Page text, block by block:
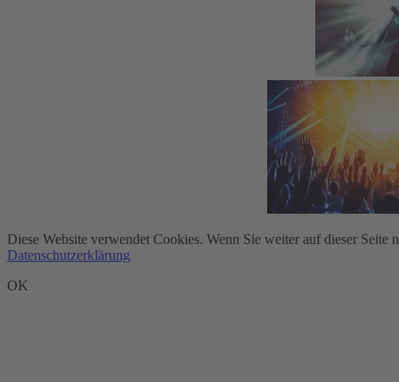
Diese Website verwendet Cookies. Wenn Sie weiter auf dieser
Datenschutzerklärung
OK